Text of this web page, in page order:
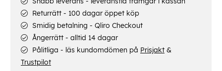
Returrätt - 100 dagar öppet köp
Smidig betalning - Qliro Checkout
Ångerrätt - alltid 14 dagar
Pålitliga - läs kundomdömen på Prisjakt &
Trustpilot